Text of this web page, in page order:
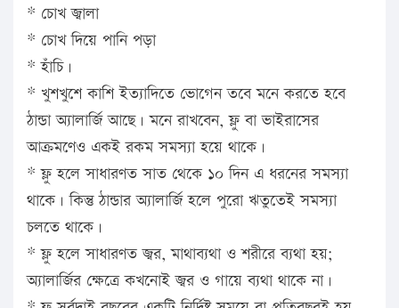
* চোখ জ্বালা
* চোখ দিয়ে পানি পড়া
* হাঁচি।
* খুশখুশে কাশি ইত্যাদিতে ভোগেন তবে মনে করতে হবে
ঠান্ডা অ্যালার্জি আছে। মনে রাখবেন, ফ্লু বা ভাইরাসের
আক্রমণেও একই রকম সমস্যা হয়ে থাকে।
* ফ্লু হলে সাধারণত সাত থেকে ১০ দিন এ ধরনের সমস্যা
থাকে। কিন্তু ঠান্ডার অ্যালার্জি হলে পুরো ঋতুতেই সমস্যা
চলতে থাকে।
* ফ্লু হলে সাধারণত জ্বর, মাথাব্যথা ও শরীরে ব্যথা হয়;
অ্যালার্জির ক্ষেত্রে কখনোই জ্বর ও গায়ে ব্যথা থাকে না।